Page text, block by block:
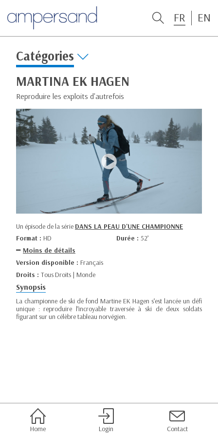
FR EN
Catégories
MARTINA EK HAGEN
Reproduire les exploits d'autrefois
Un épisode de la série DANS LA PEAU D'UNE CHAMPIONNE
Format : HD Durée : 52’
Moins de détails
Version disponible : Français
Droits : Tous Droits | Monde
Synopsis
La championne de ski de fond Martine EK Hagen s’est lancée un défi
unique : reproduire l’incroyable traversée à ski de deux soldats
figurant sur un célèbre tableau norvégien.
Home Login Contact